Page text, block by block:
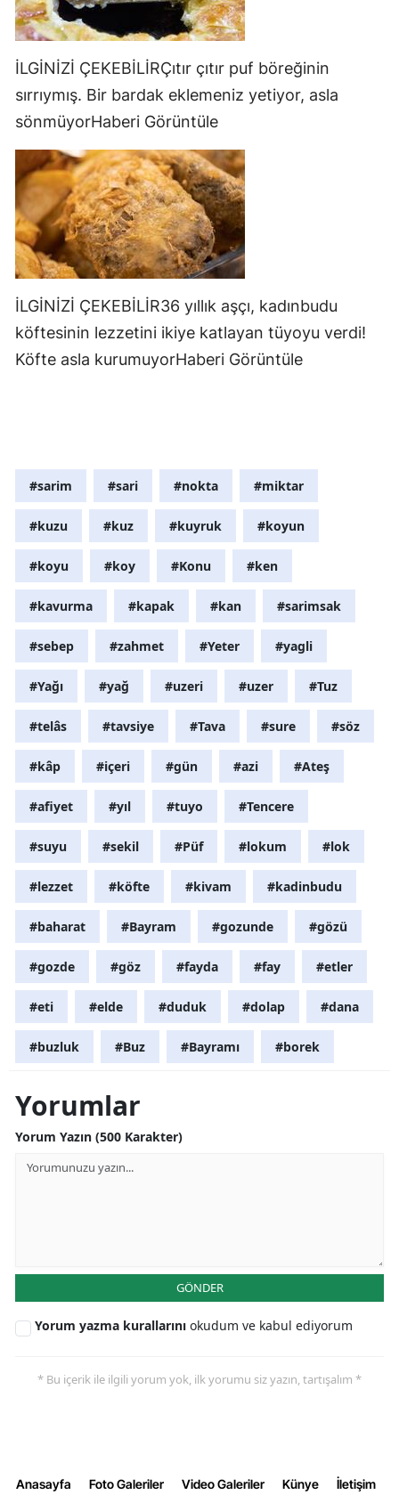
İLGİNİZİ ÇEKEBİLİRÇıtır çıtır puf böreğinin
sırrıymış. Bir bardak eklemeniz yetiyor, asla
sönmüyorHaberi Görüntüle
İLGİNİZİ ÇEKEBİLİR36 yıllık aşçı, kadınbudu
köftesinin lezzetini ikiye katlayan tüyoyu verdi!
Köfte asla kurumuyorHaberi Görüntüle
#sarim #sari #nokta #miktar
#kuzu #kuz #kuyruk #koyun
#koyu #koy #Konu #ken
#kavurma #kapak #kan #sarimsak
#sebep #zahmet #Yeter #yagli
#Yağı #yağ #uzeri #uzer #Tuz
#telâs #tavsiye #Tava #sure #söz
#kâp #içeri #gün #azi #Ateş
#afiyet #yıl #tuyo #Tencere
#suyu #sekil #Püf #lokum #lok
#lezzet #köfte #kivam #kadinbudu
#baharat #Bayram #gozunde #gözü
#gozde #göz #fayda #fay #etler
#eti #elde #duduk #dolap #dana
#buzluk #Buz #Bayramı #borek
Yorumlar
Yorum Yazın (500 Karakter)
GÖNDER
Yorum yazma kurallarını okudum ve kabul ediyorum
* Bu içerik ile ilgili yorum yok, ilk yorumu siz yazın, tartışalım *
Anasayfa Foto Galeriler Video Galeriler Künye İletişim